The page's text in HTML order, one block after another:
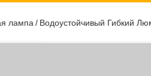
лампа / Водоустойчивый Гибкий